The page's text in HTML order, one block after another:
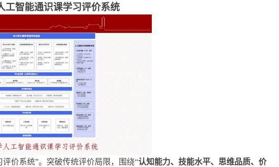
工智能通识课学习评价系统
价系统”。突破传统评价局限，围绕“认知能力、技能水平、思维品质、价